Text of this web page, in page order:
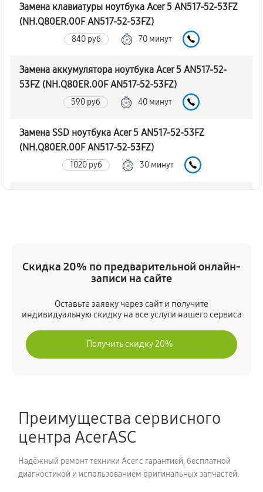
Замена клавиатуры ноутбука Acer 5 AN517-52-53FZ
(NH.Q80ER.00F AN517-52-53FZ)
840 руб 70 минут
Замена аккумулятора ноутбука Acer 5 AN517-52-
53FZ (NH.Q80ER.00F AN517-52-53FZ)
590 руб 40 минут
Замена SSD ноутбука Acer 5 AN517-52-53FZ
(NH.Q80ER.00F AN517-52-53FZ)
1020 руб 30 минут
930 руб 80 минут
Замена шлейфа матрицы
Замена термопасты ноутбука Acer 5 AN517-52-53FZ
Замена системы охлаждения
1400 руб
Замена процессора ноутбука Acer 5 AN517-52-53FZ
(NH.Q80ER.00F AN517-52-53FZ)
Скидка 20% по предварительной онлайн-
записи на сайте
Оставьте заявку через сайт и получите
индивидуальную скидку на все услуги нашего сервиса
Получить скидку 20%
Преимущества сервисного
центра AcerASC
Надёжный ремонт техники Acer с гарантией, бесплатной
диагностикой и использованием оригинальных запчастей.